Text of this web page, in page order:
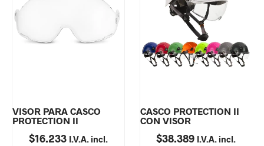
VISOR PARA CASCO
PROTECTION II
$16.233 I.V.A. incl.
CASCO PROTECTION II
CON VISOR
$38.389 I.V.A. incl.